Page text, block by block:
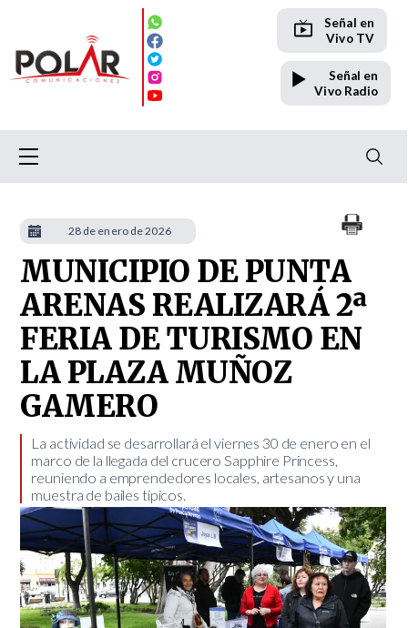
Señal en
Vivo TV
Señal en
Vivo Radio
MUNICIPIO DE PUNTA
ARENAS REALIZARÁ 2ª
FERIA DE TURISMO EN
LA PLAZA MUÑOZ
GAMERO
La actividad se desarrollará el viernes 30 de enero en el
marco de la llegada del crucero Sapphire Princess,
reuniendo a emprendedores locales, artesanos y una
muestra de bailes típicos.
28 de enero de 2026